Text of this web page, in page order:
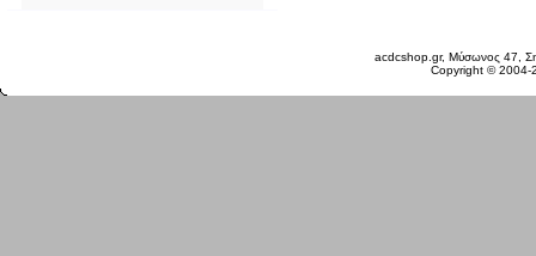
acdcshop.gr, Μύσωνος 47,
Copyright ©